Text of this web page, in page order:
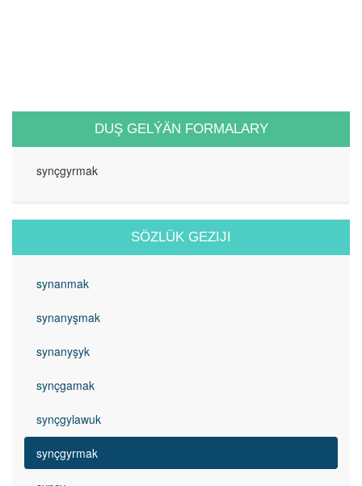
DUŞ GELÝÄN FORMALARY
synçgyrmak
SÖZLÜK GEZIJI
synanmak
synanyşmak
synanyşyk
synçgamak
synçgylawuk
synçgyrmak